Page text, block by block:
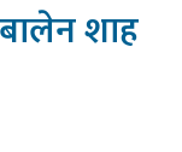
शाह